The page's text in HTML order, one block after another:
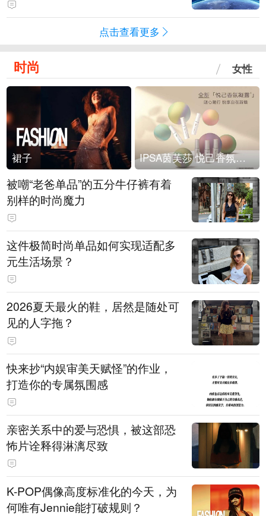
点击查看更多
时尚 女性
裙子 IPSA茵芙莎 悦己香氛凝露上市
被嘲“老爸单品”的五分牛仔裤有着
别样的时尚魔力
这件极简时尚单品如何实现适配多
元生活场景？
2026夏天最火的鞋，居然是随处可
见的人字拖？
快来抄“内娱审美天赋怪”的作业，
打造你的专属氛围感
亲密关系中的爱与恐惧，被这部恐
怖片诠释得淋漓尽致
K-POP偶像高度标准化的今天，为
何唯有Jennie能打破规则？